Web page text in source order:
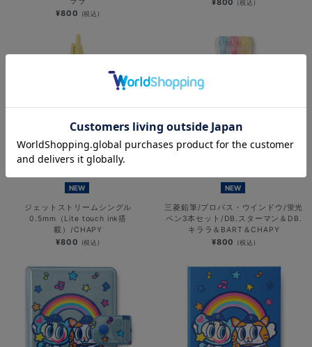
¥800 (税込)
(税込)
NEW
ジェットストリームシングル
0.5mm（Lite touch ink搭
載）/CHAPY
¥800 (税込)
NEW
三菱鉛筆/プロパス・ウインドウ/蛍光
ペン3本セット/DB.スターマン＆DB.
キララ＆BART＆CHAPY
¥800 (税込)